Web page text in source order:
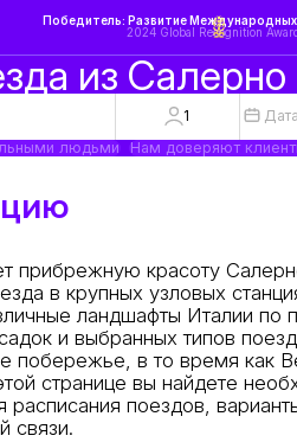
Победитель: Развитие
2024 Global Recognition Award
из
1 Дата
людьми Нам доверяют
красоту
в крупных узловых
ландшафты Италии по
и выбранных типов
в то время как
странице вы найдете
поездов,
связи.